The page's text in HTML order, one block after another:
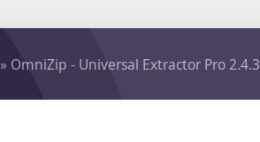
» OmniZip - Universal Extractor Pro 2.4.3